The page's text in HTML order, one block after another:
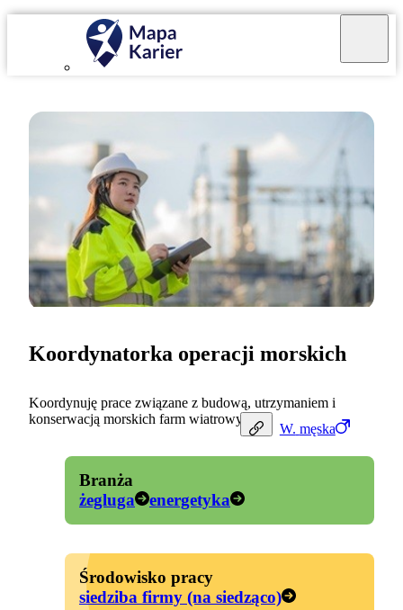
W. męska
Koordynatorka operacji morskich
Koordynuję prace związane z budową, utrzymaniem i
konserwacją morskich farm wiatrowych.
Branża
żegluga
energetyka
Środowisko pracy
siedziba firmy (na siedząco)